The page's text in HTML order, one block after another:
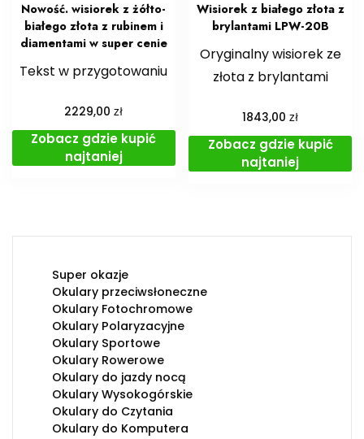
Nowość. wisiorek z żółto-
białego złota z rubinem i
diamentami w super cenie
Tekst w przygotowaniu
2229,00zł
Zobacz gdzie kupić
najtaniej
Wisiorek z białego złota z
brylantami LPW-20B
Oryginalny wisiorek ze
złota z brylantami
1843,00zł
Zobacz gdzie kupić
najtaniej
Super okazje
Okulary przeciwsłoneczne
Okulary Fotochromowe
Okulary Polaryzacyjne
Okulary Sportowe
Okulary Rowerowe
Okulary do jazdy nocą
Okulary Wysokogórskie
Okulary do Czytania
Okulary do Komputera